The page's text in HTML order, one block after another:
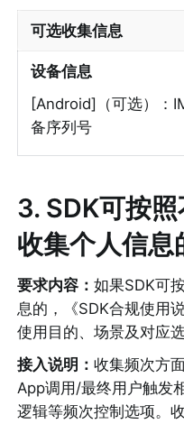
可选收集信息
设备信息
[Android]（可选）：
备序列号
3. SDK可按
收集个人信息
要求内容：如果SDK可
息的，《SDK合规使用
使用目的、场景及对应
接入说明：收集频次方
App调用/最终用户触发
逻辑等频次控制选项。